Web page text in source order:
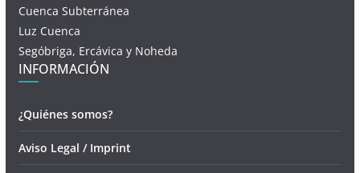
Cuenca Subterránea
Luz Cuenca
Segóbriga, Ercávica y Noheda
INFORMACIÓN
¿Quiénes somos?
Aviso Legal / Imprint